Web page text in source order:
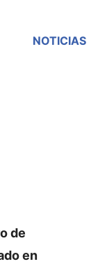
NOTICIAS
de
en